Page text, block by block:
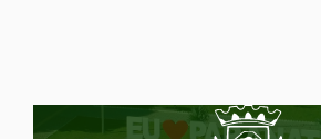
[alt+4]
Seção do Rodapé e